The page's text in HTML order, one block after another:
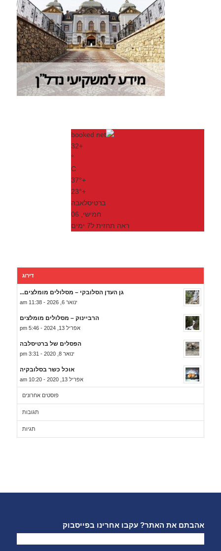
+
32
°
C
+
37°
+
23°
ברטיסלאבה
חמישי, 06
ראה תחזית ל7 ימים
דירוג
גן העדן הסלובקי – מסלולים מומלצים...
ינואר 6, 2026 - 11:38 am
הרביינוק – מסלולים מומלצים
אפריל 13, 2024 - 5:46 pm
הפסלים של ברטיסלבה
ינואר 8, 2020 - 3:31 pm
אוכל כשר בסלובקיה
אפריל 13, 2020 - 10:20 am
פוסטים אחרונים
תגובות
תגיות
אהבתם את האתר? עקבו אחרינו בפייסבוק